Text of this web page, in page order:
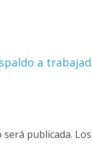
a
publicada.